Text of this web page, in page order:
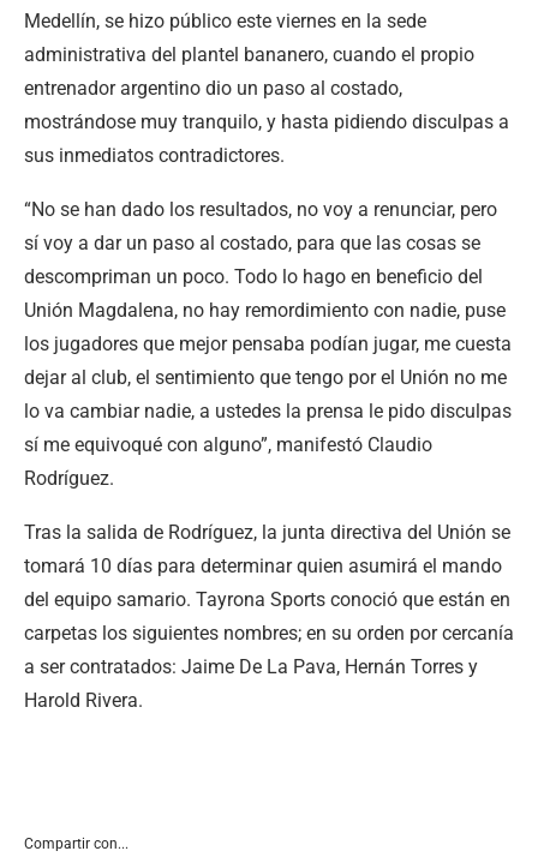
Medellín, se hizo público este viernes en la sede
administrativa del plantel bananero, cuando el propio
entrenador argentino dio un paso al costado,
mostrándose muy tranquilo, y hasta pidiendo disculpas a
sus inmediatos contradictores.
“No se han dado los resultados, no voy a renunciar, pero
sí voy a dar un paso al costado, para que las cosas se
descompriman un poco. Todo lo hago en beneficio del
Unión Magdalena, no hay remordimiento con nadie, puse
los jugadores que mejor pensaba podían jugar, me cuesta
dejar al club, el sentimiento que tengo por el Unión no me
lo va cambiar nadie, a ustedes la prensa le pido disculpas
sí me equivoqué con alguno”, manifestó Claudio
Rodríguez.
Tras la salida de Rodríguez, la junta directiva del Unión se
tomará 10 días para determinar quien asumirá el mando
del equipo samario. Tayrona Sports conoció que están en
carpetas los siguientes nombres; en su orden por cercanía
a ser contratados: Jaime De La Pava, Hernán Torres y
Harold Rivera.
Compartir con...